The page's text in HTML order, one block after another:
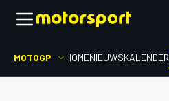
MOTOGP HOMENIEUWSKALENDER